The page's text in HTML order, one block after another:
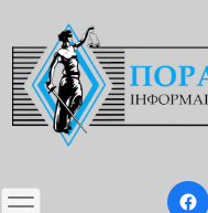
до
основного
вмісту